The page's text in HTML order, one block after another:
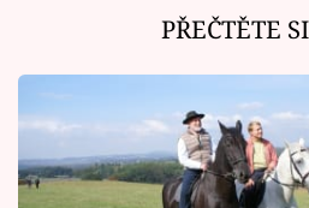
PŘEČTĚTE